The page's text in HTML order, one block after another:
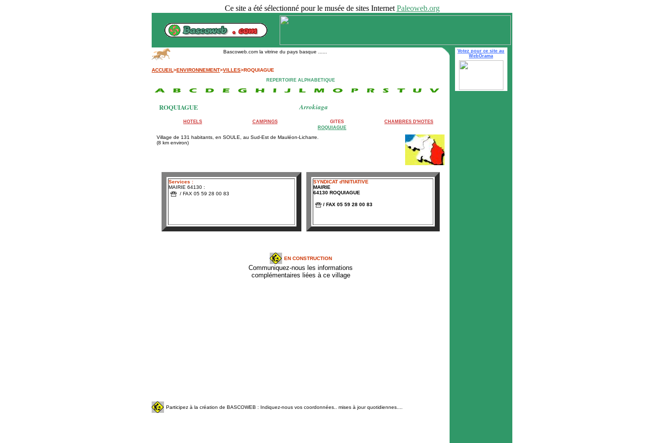
Ce site a été sélectionné pour le musée de sites Internet Paleoweb.org
ROQUIAGUE
Bascoweb.com la vitrine du pays basque ......
ACCUEIL>ENVIRONNEMENT>VILLES>ROQUIAGUE
REPERTOIRE ALPHABETIQUE
ROQUIAGUE Arrokiaga
HOTELS CAMPINGS GITES CHAMBRES D'HOTES
Village de 131 habitants, en SOULE, au Sud-Est de Mauléon-Licharre.
(8 km environ)
Services :
MAIRIE 64130 :
/ FAX 05 59 28 00 83
SYNDICAT d'INITIATIVE
MAIRIE
64130 ROQUIAGUE
/ FAX 05 59 28 00 83
EN CONSTRUCTION
Communiquez-nous les informations
complémentaires liées à ce village
Votez pour ce site au
WebOrama
Participez à la création de BASCOWEB : Indiquez-nous vos coordonnées.. mises à jour quotidiennes....